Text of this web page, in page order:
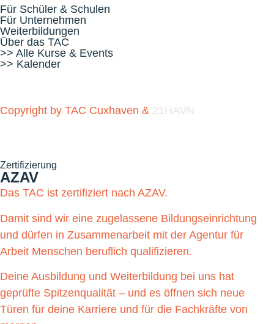
Für Schüler & Schulen
Für Unternehmen
Weiterbildungen
Über das TAC
>> Alle Kurse & Events
>> Kalender
Copyright by TAC Cuxhaven & 21HAVN
Zertifizierung
AZAV
Das TAC ist zertifiziert nach AZAV.
Damit sind wir eine zugelassene Bildungseinrichtung
und dürfen in Zusammenarbeit mit der Agentur für
Arbeit Menschen beruflich qualifizieren.
Deine Ausbildung und Weiterbildung bei uns hat
geprüfte Spitzenqualität – und es öffnen sich neue
Türen für deine Karriere und für die Fachkräfte von